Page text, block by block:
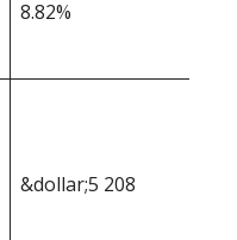
8.82%
&dollar;5 208